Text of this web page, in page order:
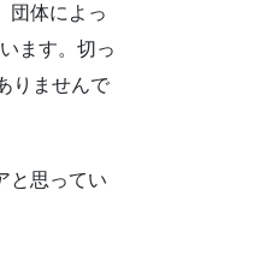
団体によっ
ます。切っ
りませんで
と思ってい